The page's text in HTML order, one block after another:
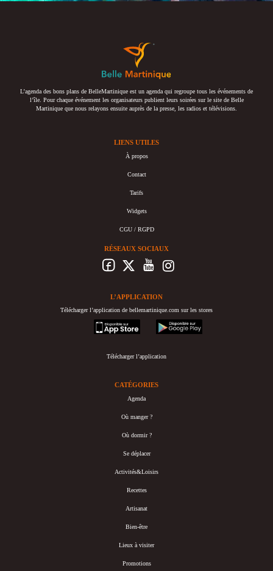
L’agenda des bons plans de BelleMartinique est un agenda qui regroupe tous les événements de
l’île. Pour chaque événement les organisateurs publient leurs soirées sur le site de Belle
Martinique que nous relayons ensuite auprès de la presse, les radios et télévisions.
LIENS UTILES
À propos
Contact
Tarifs
Widgets
CGU / RGPD
RÉSEAUX SOCIAUX
L’APPLICATION
Télécharger l’application de bellemartinique.com sur les stores
appstore
googleplay
Télécharger l’application
CATÉGORIES
Agenda
Où manger ?
Où dormir ?
Se déplacer
Activités&Loisirs
Recettes
Artisanat
Bien-être
Lieux à visiter
Promotions